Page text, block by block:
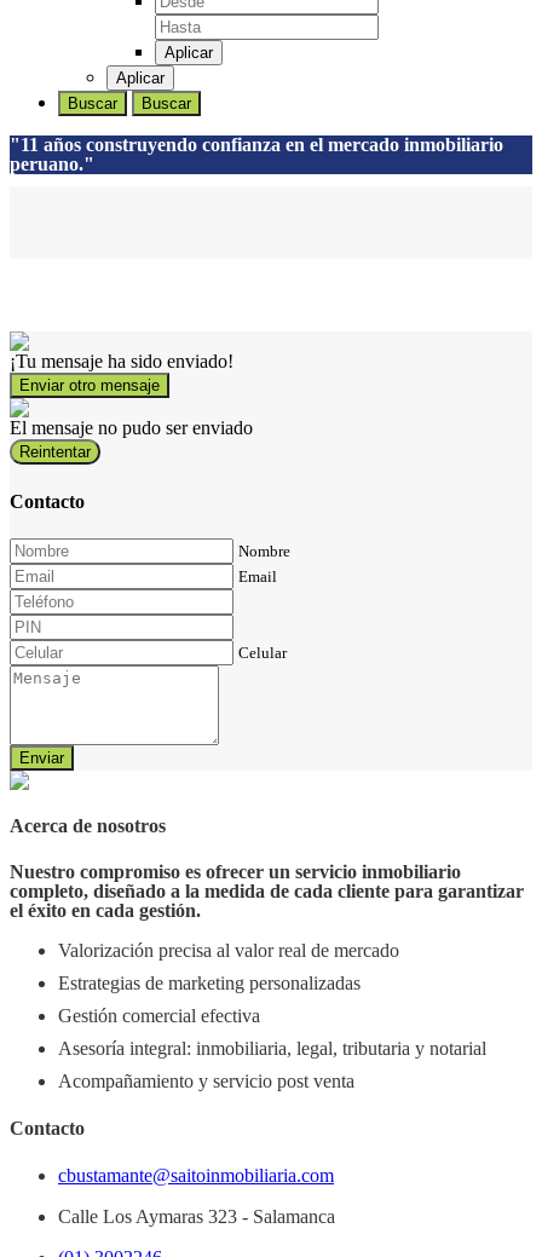
Aplicar
Aplicar
Buscar
Buscar
"11 años construyendo confianza en el mercado inmobiliario
peruano."
¡Tu mensaje ha sido enviado!
Enviar otro mensaje
El mensaje no pudo ser enviado
Reintentar
Contacto
Nombre
Email
Celular
Enviar
Acerca de nosotros
Nuestro compromiso es ofrecer un servicio inmobiliario
completo, diseñado a la medida de cada cliente para garantizar
el éxito en cada gestión.
Valorización precisa al valor real de mercado
Estrategias de marketing personalizadas
Gestión comercial efectiva
Asesoría integral: inmobiliaria, legal, tributaria y notarial
Acompañamiento y servicio post venta
Contacto
cbustamante@saitoinmobiliaria.com
Calle Los Aymaras 323 - Salamanca